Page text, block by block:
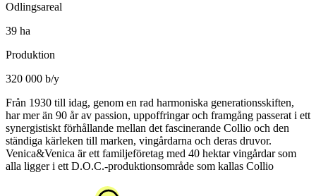
Odlingsareal
39 ha
Produktion
320 000 b/y
Från 1930 till idag, genom en rad harmoniska generationsskiften,
har mer än 90 år av passion, uppoffringar och framgång passerat i ett
synergistiskt förhållande mellan det fascinerande Collio och den
ständiga kärleken till marken, vingårdarna och deras druvor.
Venica&Venica är ett familjeföretag med 40 hektar vingårdar som
alla ligger i ett D.O.C.-produktionsområde som kallas Collio